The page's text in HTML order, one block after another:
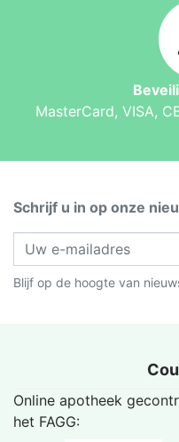
MasterCard, VISA,
Schrijf u in op onze
Blijf op de hoogte van
Online apotheek
het FAGG: